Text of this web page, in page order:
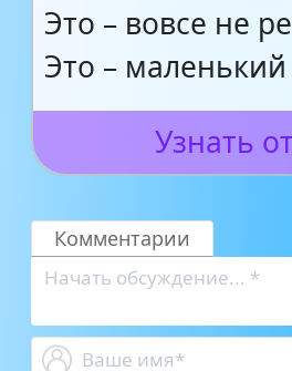
Это – вовсе не
Это –
Узнать
Комментарии